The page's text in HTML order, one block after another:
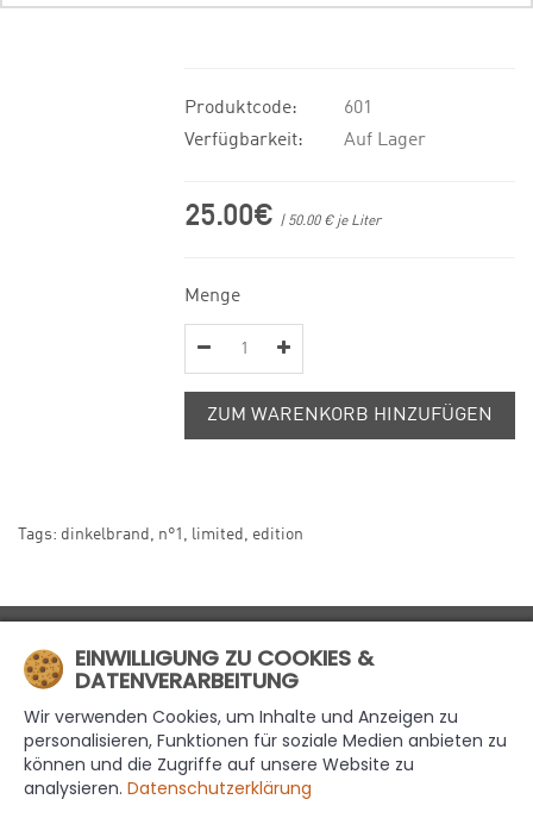
Produktcode:
601
Verfügbarkeit:
Auf Lager
25.00€ | 50.00 € je Liter
Menge
ZUM WARENKORB HINZUFÜGEN
Tags: dinkelbrand n°1 limited edition
INFORMATIONEN
EXTRAS
MEIN KONTO
EINWILLIGUNG ZU COOKIES &
DATENVERARBEITUNG
Wir verwenden Cookies, um Inhalte und Anzeigen zu
personalisieren, Funktionen für soziale Medien anbieten zu
können und die Zugriffe auf unsere Website zu
analysieren. Datenschutzerklärung